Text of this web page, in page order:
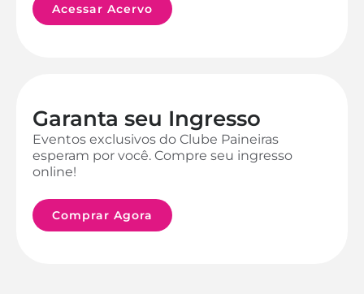
Acessar Acervo
Garanta seu Ingresso
Eventos exclusivos do Clube Paineiras
esperam por você. Compre seu ingresso
online!
Comprar Agora